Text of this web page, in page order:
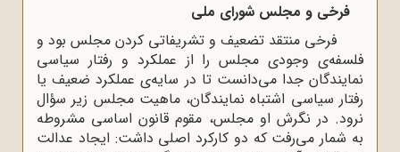
فرخی و مجلس شورای ملی
فرخی منتقد تضعیف و تشریفاتی کردن مجلس بود و
فلسفه‌ی وجودی مجلس را از عملکرد و رفتار سیاسی
نمایندگان جدا می‌دانست تا در سایه‌ی عملکرد ضعیف یا
رفتار سیاسی اشتباه نمایندگان، ماهیت مجلس زیر سؤال
نرود. در نگرش او مجلس، مقوم قانون اساسی مشروطه
به شمار می‌رفت که دو کارکرد اصلی داشت: ایجاد عدالت